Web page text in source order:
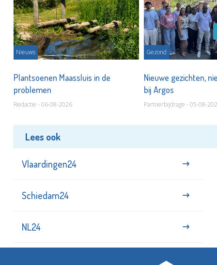
Nieuws
Plantsoenen Maassluis in de
problemen
Redactie - 06-08-2026
Gezond
Nieuwe gezichten,
bij Argos
Partnerbijdrage - 05-08-
Lees ook
Vlaardingen24
Schiedam24
NL24